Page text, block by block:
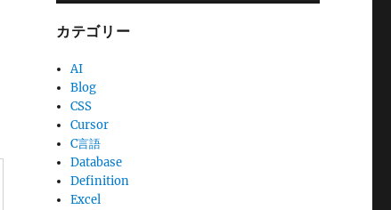
カテゴリー
AI
Blog
CSS
Cursor
C言語
Database
Definition
Excel